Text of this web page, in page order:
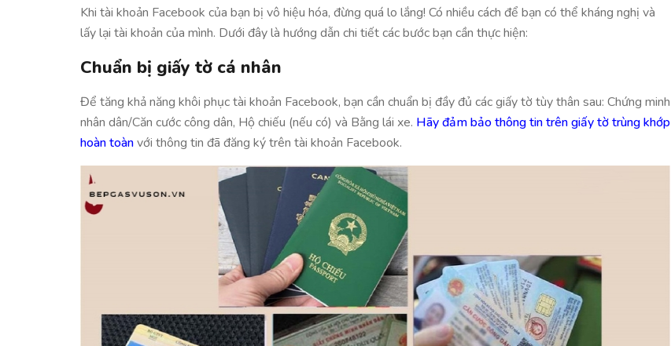
Khi tài khoản Facebook của bạn bị vô hiệu hóa, đừng quá lo lắng! Có nhiều cách để bạn có thể kháng nghị và
lấy lại tài khoản của mình. Dưới đây là hướng dẫn chi tiết các bước bạn cần thực hiện:
Chuẩn bị giấy tờ cá nhân
Để tăng khả năng khôi phục tài khoản Facebook, bạn cần chuẩn bị đầy đủ các giấy tờ tùy thân sau: Chứng minh
nhân dân/Căn cước công dân, Hộ chiếu (nếu có) và Bằng lái xe. Hãy đảm bảo thông tin trên giấy tờ trùng khớp
hoàn toànvới thông tin đã đăng ký trên tài khoản Facebook.